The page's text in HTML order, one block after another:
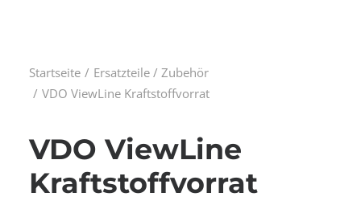
Startseite
Ersatzteile / Zubehör
VDO ViewLine Kraftstoffvorrat
VDO ViewLine
Kraftstoffvorrat